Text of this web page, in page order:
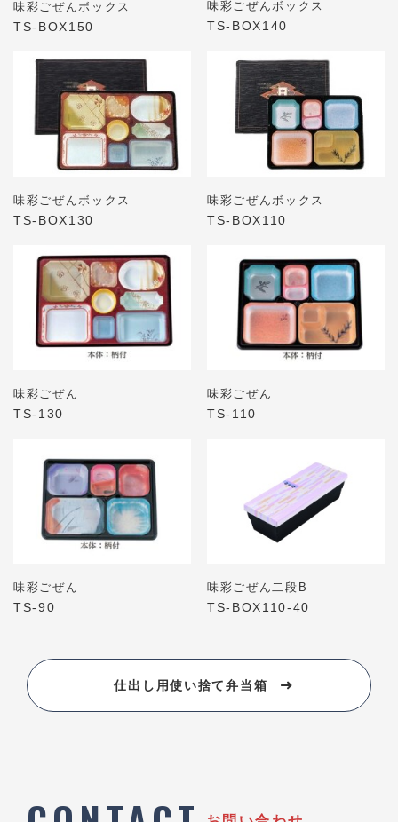
味彩ごぜんボックス
TS-BOX150
味彩ごぜんボックス
TS-BOX140
味彩ごぜんボックス
TS-BOX130
味彩ごぜんボックス
TS-BOX110
味彩ごぜん
TS-130
味彩ごぜん
TS-110
味彩ごぜん
TS-90
味彩ごぜん二段B
TS-BOX110-40
仕出し用使い捨て弁当箱